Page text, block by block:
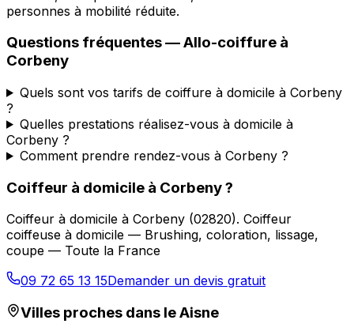
personnes à mobilité réduite.
Questions fréquentes —Allo-coiffure à
Corbeny
Quels sont vos tarifs de coiffure à domicile à Corbeny
?
Quelles prestations réalisez-vous à domicile à
Corbeny ?
Comment prendre rendez-vous à Corbeny ?
Coiffeur à domicile à Corbeny?
Coiffeur à domicile à Corbeny (02820). Coiffeur
coiffeuse à domicile — Brushing, coloration, lissage,
coupe — Toute la France
09 72 65 13 15Demander un devis gratuit
Villes proches dans leAisne